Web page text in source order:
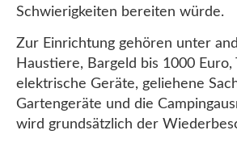
Schwierigkeiten bereiten würde.
Zur Einrichtung gehören unter
Haustiere, Bargeld bis 1000 Euro,
elektrische Geräte, geliehene
Gartengeräte und die
wird grundsätzlich der